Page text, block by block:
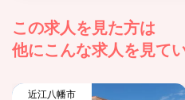
この求人を見た方は
他にこんな求人を見て
近江八幡市